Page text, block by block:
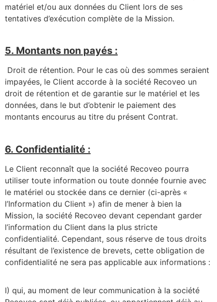
matériel et/ou aux données du Client lors de ses
tentatives d’exécution complète de la Mission.
5. Montants non payés :
Droit de rétention. Pour le cas où des sommes seraient
impayées, le Client accorde à la société Recoveo un
droit de rétention et de garantie sur le matériel et les
données, dans le but d’obtenir le paiement des
montants encourus au titre du présent Contrat.
6. Confidentialité :
Le Client reconnaît que la société Recoveo pourra
utiliser toute information ou toute donnée fournie avec
le matériel ou stockée dans ce dernier (ci-après «
l’Information du Client ») afin de mener à bien la
Mission, la société Recoveo devant cependant garder
l’information du Client dans la plus stricte
confidentialité. Cependant, sous réserve de tous droits
résultant de l’existence de brevets, cette obligation de
confidentialité ne sera pas applicable aux informations :
I) qui, au moment de leur communication à la société